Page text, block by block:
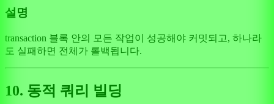
설명
transaction 블록 안의 모든 작업이 성공해야 커밋되고, 하나라
도 실패하면 전체가 롤백됩니다.
10. 동적 쿼리 빌딩